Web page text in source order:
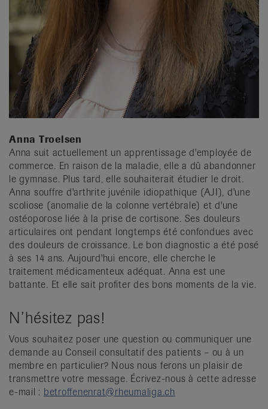
Anna Troelsen
Anna suit actuellement un apprentissage d'employée de
commerce. En raison de la maladie, elle a dû abandonner
le gymnase. Plus tard, elle souhaiterait étudier le droit.
Anna souffre d'arthrite juvénile idiopathique (AJI), d'une
scoliose (anomalie de la colonne vertébrale) et d'une
ostéoporose liée à la prise de cortisone. Ses douleurs
articulaires ont pendant longtemps été confondues avec
des douleurs de croissance. Le bon diagnostic a été posé
à ses 14 ans. Aujourd'hui encore, elle cherche le
traitement médicamenteux adéquat. Anna est une
battante. Et elle sait profiter des bons moments de la vie.
N’hésitez pas!
Vous souhaitez poser une question ou communiquer une
demande au Conseil consultatif des patients – ou à un
membre en particulier? Nous nous ferons un plaisir de
transmettre votre message. Écrivez-nous à cette adresse
e-mail : betroffenenrat@rheumaliga.ch